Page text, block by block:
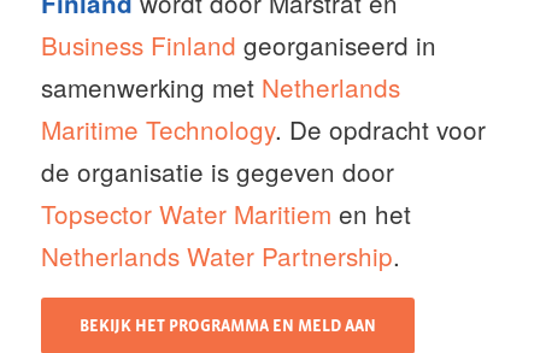
Business Finland georganiseerd in
samenwerking met Netherlands
Maritime Technology. De opdracht voor
de organisatie is gegeven door
Topsector Water Maritiem en het
Netherlands Water Partnership.
BEKIJK HET PROGRAMMA EN MELD AAN